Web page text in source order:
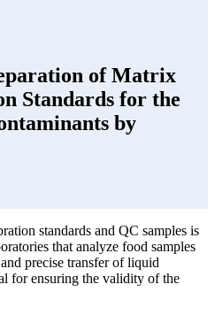
of Matrix
Standards for the
by
standards and QC samples is
that analyze food samples
precise transfer of liquid
for ensuring the validity of the